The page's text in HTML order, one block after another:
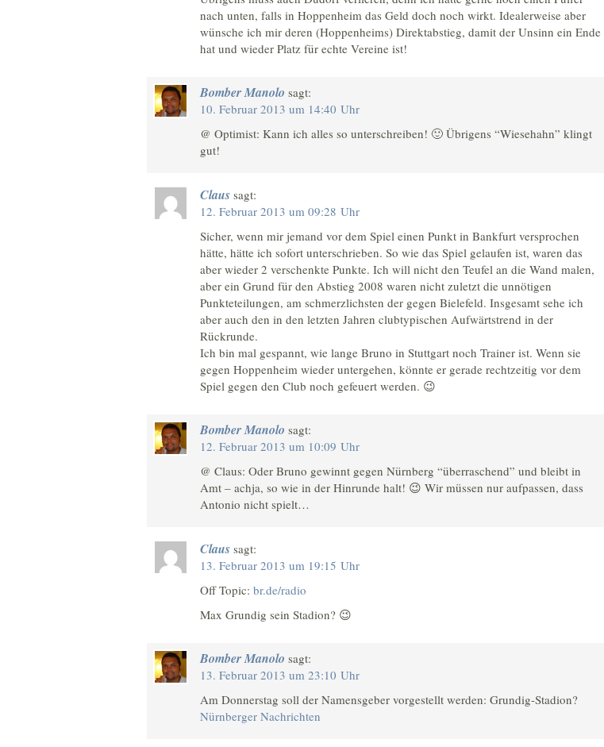
nach unten, falls in Hoppenheim das Geld doch noch wirkt. Idealerweise aber
wünsche ich mir deren (Hoppenheims) Direktabstieg, damit der Unsinn ein Ende
hat und wieder Platz für echte Vereine ist!
Bomber Manolo sagt:
10. Februar 2013 um 14:40 Uhr
@ Optimist: Kann ich alles so unterschreiben! 🙂 Übrigens “Wiesehahn” klingt
gut!
Claus sagt:
12. Februar 2013 um 09:28 Uhr
Sicher, wenn mir jemand vor dem Spiel einen Punkt in Bankfurt versprochen
hätte, hätte ich sofort unterschrieben. So wie das Spiel gelaufen ist, waren das
aber wieder 2 verschenkte Punkte. Ich will nicht den Teufel an die Wand malen,
aber ein Grund für den Abstieg 2008 waren nicht zuletzt die unnötigen
Punkteteilungen, am schmerzlichsten der gegen Bielefeld. Insgesamt sehe ich
aber auch den in den letzten Jahren clubtypischen Aufwärtstrend in der
Rückrunde.
Ich bin mal gespannt, wie lange Bruno in Stuttgart noch Trainer ist. Wenn sie
gegen Hoppenheim wieder untergehen, könnte er gerade rechtzeitig vor dem
Spiel gegen den Club noch gefeuert werden. 😉
Bomber Manolo sagt:
12. Februar 2013 um 10:09 Uhr
@ Claus: Oder Bruno gewinnt gegen Nürnberg “überraschend” und bleibt in
Amt – achja, so wie in der Hinrunde halt! 😉 Wir müssen nur aufpassen, dass
Antonio nicht spielt…
Claus sagt:
13. Februar 2013 um 19:15 Uhr
Off Topic: br.de/radio
Max Grundig sein Stadion? 😉
Bomber Manolo sagt:
13. Februar 2013 um 23:10 Uhr
Am Donnerstag soll der Namensgeber vorgestellt werden: Grundig-Stadion?
Nürnberger Nachrichten